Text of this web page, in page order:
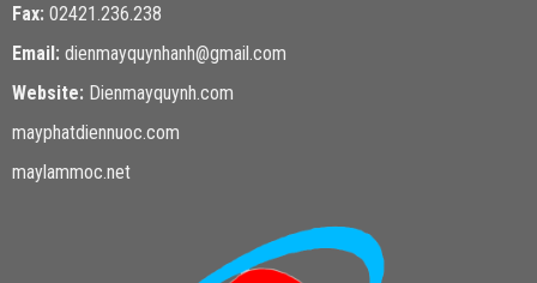
Fax: 02421.236.238
Email: dienmayquynhanh@gmail.com
Website: Dienmayquynh.com
mayphatdiennuoc.com
maylammoc.net